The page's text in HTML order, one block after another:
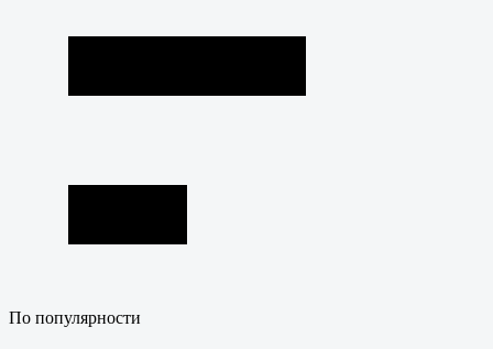
По популярности